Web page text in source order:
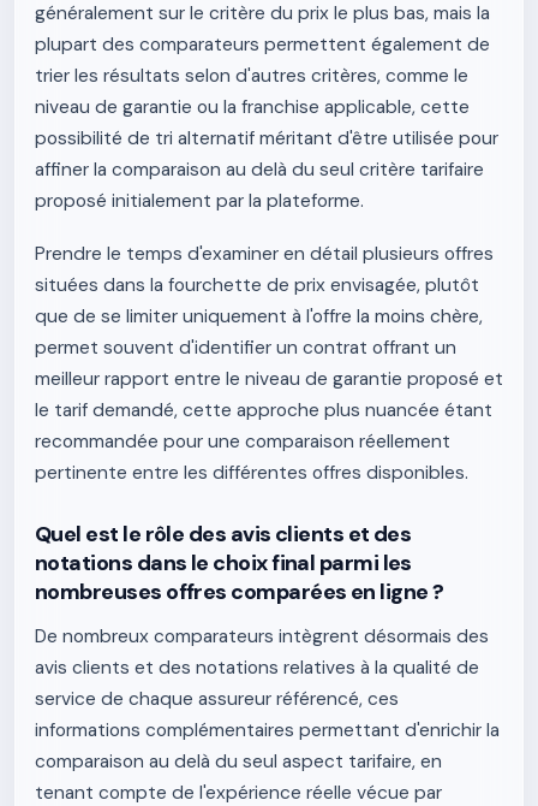
généralement sur le critère du prix le plus bas, mais la
plupart des comparateurs permettent également de
trier les résultats selon d'autres critères, comme le
niveau de garantie ou la franchise applicable, cette
possibilité de tri alternatif méritant d'être utilisée pour
affiner la comparaison au delà du seul critère tarifaire
proposé initialement par la plateforme.
Prendre le temps d'examiner en détail plusieurs offres
situées dans la fourchette de prix envisagée, plutôt
que de se limiter uniquement à l'offre la moins chère,
permet souvent d'identifier un contrat offrant un
meilleur rapport entre le niveau de garantie proposé et
le tarif demandé, cette approche plus nuancée étant
recommandée pour une comparaison réellement
pertinente entre les différentes offres disponibles.
Quel est le rôle des avis clients et des
notations dans le choix final parmi les
nombreuses offres comparées en ligne ?
De nombreux comparateurs intègrent désormais des
avis clients et des notations relatives à la qualité de
service de chaque assureur référencé, ces
informations complémentaires permettant d'enrichir la
comparaison au delà du seul aspect tarifaire, en
tenant compte de l'expérience réelle vécue par